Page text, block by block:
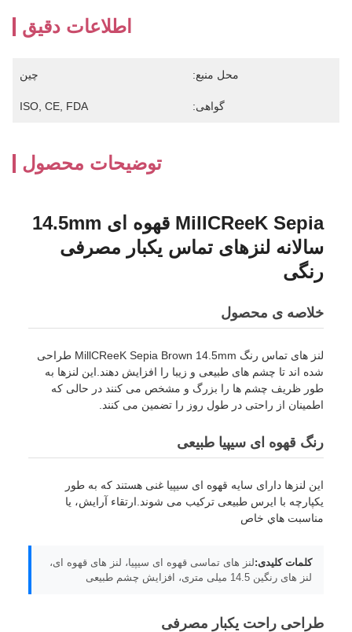
اطلاعات دقیق
محل منبع: چین
گواهی: ISO, CE, FDA
توضیحات محصول
MillCReeK Sepia قهوه ای 14.5mm
سالانه لنزهای تماس یکبار مصرفی
رنگی
خلاصه ی محصول
لنز های تماس رنگ MillCReeK Sepia Brown 14.5mm طراحی
شده اند تا چشم های طبیعی و زیبا را افزایش دهند.این لنزها به
طور ظریف چشم ها را بزرگ و مشخص می کنند در حالی که
اطمینان از راحتی در طول روز را تضمین می کنند.
رنگ قهوه ای سیپیا طبیعی
این لنزها دارای سایه قهوه ای سیپیا غنی هستند که به طور
یکپارچه با ایرس طبیعی ترکیب می شوند.ارتقاء آرایش، يا
مناسبت هاي خاص
کلمات کلیدی:لنز های تماسی قهوه ای سیپیا، لنز های قهوه ای،
لنز های رنگین 14.5 میلی متری، افزایش چشم طبیعی
طراحی راحت یکبار مصرفی